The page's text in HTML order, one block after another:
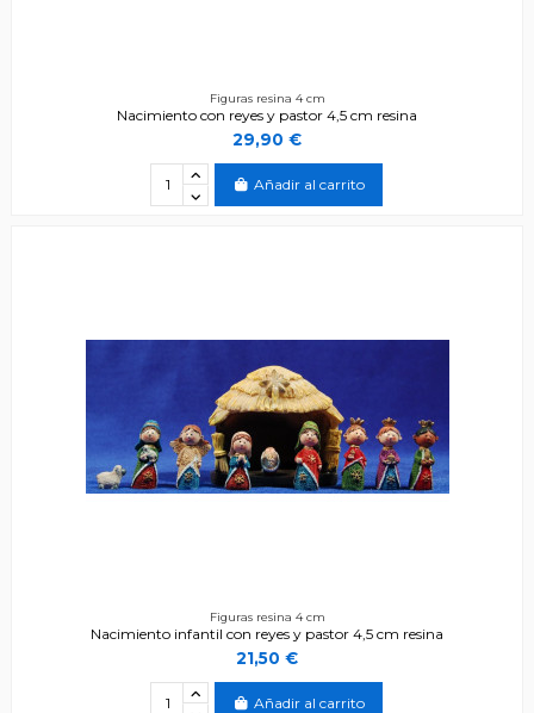
Figuras resina 4 cm
Nacimiento con reyes y pastor 4,5 cm resina
29,90 €
Añadir al carrito
Figuras resina 4 cm
Nacimiento infantil con reyes y pastor 4,5 cm resina
21,50 €
Añadir al carrito